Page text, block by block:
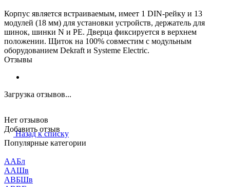
Корпус является встраиваемым, имеет 1 DIN-рейку и 13
модулей (18 мм) для установки устройств, держатель для
шинок, шинки N и PE. Дверца фиксируется в верхнем
положении. Щиток на 100% совместим с модульным
оборудованием Dekraft и Systeme Electric.
Отзывы
Загрузка отзывов...
Нет отзывов
Добавить отзыв
Назад к списку
Популярные категории
ААБл
ААШв
АВБШв